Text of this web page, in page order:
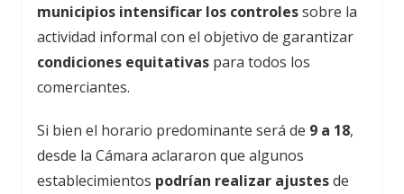
municipios intensificar los controlessobre la
actividad informal con el objetivo de garantizar
condiciones equitativas para todos los
comerciantes.
Si bien el horario predominante será de 9 a 18,
desde la Cámara aclararon que algunos
establecimientos podrían realizar ajustesde